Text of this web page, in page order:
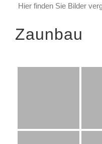
Hier finden Sie Bilder
Zaunbau